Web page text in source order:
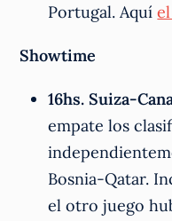
Portugal. Aquí
Showtime
16hs. Suiza-
empate los
Bosnia-Qatar.
el otro juego